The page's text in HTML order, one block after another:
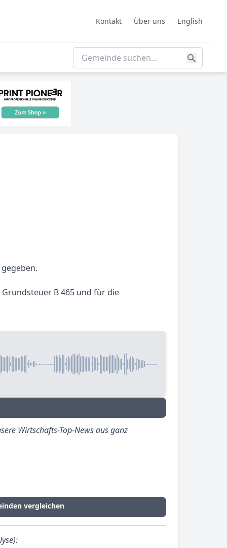
Kontakt Über uns English
B 465 und für die
Wirtschafts-Top-News aus ganz
vergleichen